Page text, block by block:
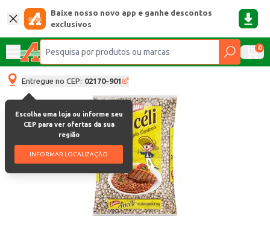
Baixe nosso novo app e ganhe descontos
exclusivos
0
Entregue no CEP: 02170-901
Escolha uma loja ou informe seu
CEP para ver ofertas da sua
região
INFORMAR LOCALIZAÇÃO